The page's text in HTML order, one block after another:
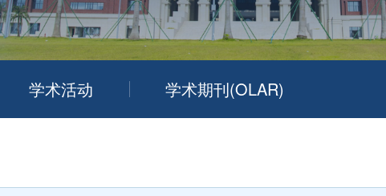
学术活动 学术期刊(OLAR)